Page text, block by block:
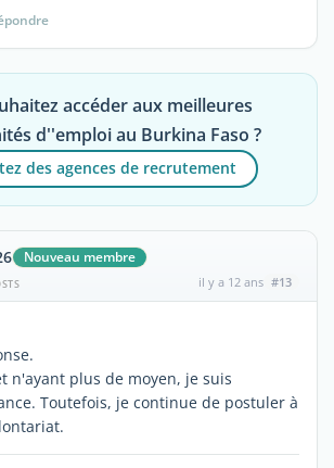
accéder aux meilleures
d''emploi au Burkina Faso ?
des agences de recrutement
Nouveau membre
il y a 12 ans #13
n'ayant plus de moyen, je suis
Toutefois, je continue de postuler à